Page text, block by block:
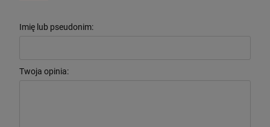
Imię lub pseudonim:
Twoja opinia: